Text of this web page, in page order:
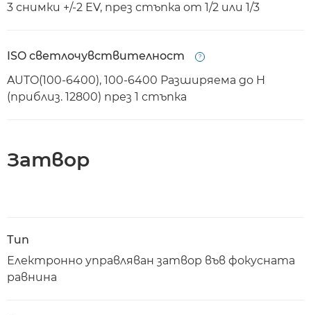
3 снимки +/-2 EV, през стъпка от 1/2 или 1/3
ISO светлочувствителност
AUTO(100-6400), 100-6400 Разширяема до H
(приблиз. 12800) през 1 стъпка
Затвор
Тип
Електронно управляван затвор във фокусната
равнина